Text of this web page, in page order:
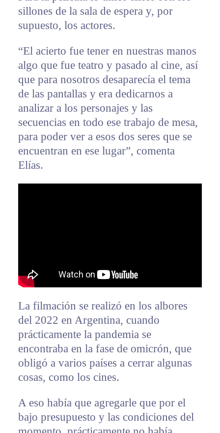
sillones de la sala de espera y, por
supuesto, los actores.
“El acierto fue tener en nuestras manos
algo que fue teatro y pasado al cine, así
que para nosotros desaparecía el tema
de las pantallas y era dedicarnos a
analizar a los personajes y las
secuencias en todo ese trabajo de mesa,
para poder ver a esos dos seres que se
encuentran en ese lugar”, comenta
Elías.
La filmación se realizó en los albores
del 2022 en Argentina, cuando
prácticamente la pandemia se
encontraba en la fase de omicrón, que
obligó a varios países a cerrar algunas
cosas, como los cines.
A eso había que agregarle que por el
bajo presupuesto y las condiciones del